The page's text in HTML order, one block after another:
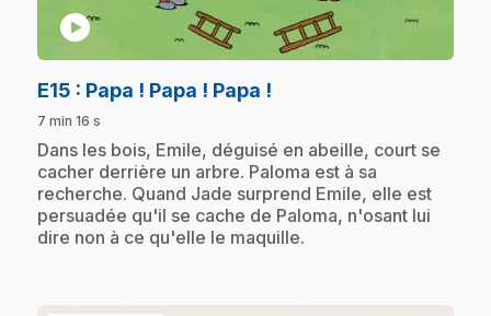
play_circle
E15 : Papa ! Papa ! Papa !
7 min 16 s
.Dans les bois, Emile, déguisé en abeille, court se
cacher derrière un arbre. Paloma est à sa
recherche. Quand Jade surprend Emile, elle est
persuadée qu'il se cache de Paloma, n'osant lui
dire non à ce qu'elle le maquille.